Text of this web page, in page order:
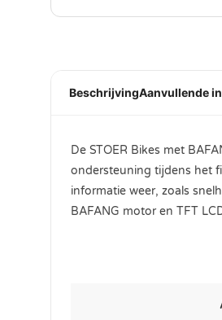
BeschrijvingAanvullende
De STOER Bikes met
ondersteuning tijdens het
informatie weer, zoals
BAFANG motor en TFT